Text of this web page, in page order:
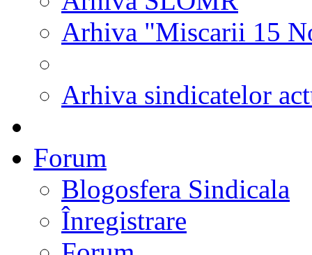
Arhiva "Miscarii 15
Arhiva sindicatelor
Forum
Blogosfera Sindicala
Înregistrare